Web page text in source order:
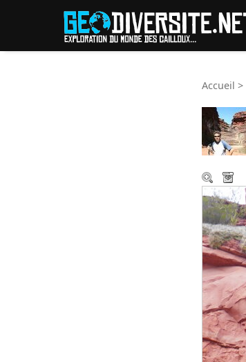
Accueil >